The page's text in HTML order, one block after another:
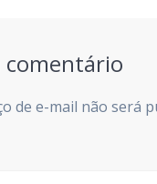
comentário
de e-mail não será